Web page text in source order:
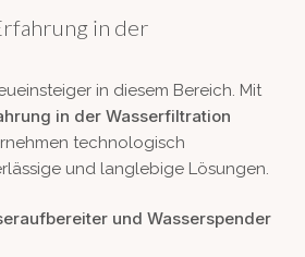
in der
in diesem Bereich. Mit
in der Wasserfiltration
technologisch
und langlebige Lösungen.
und Wasserspender